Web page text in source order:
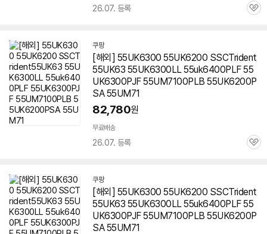
26.07. 등록
관
쿠팡
[해외] 55UK6300 55UK6200 SSCTrident
55UK63 55UK6300LL 55uk6400PLF 55
UK6300PJF 55UM7100PLB 55UK6200P
SA 55UM71
82,780원
무료배송
26.07. 등록
관
쿠팡
[해외] 55UK6300 55UK6200 SSCTrident
55UK63 55UK6300LL 55uk6400PLF 55
UK6300PJF 55UM7100PLB 55UK6200P
SA 55UM71